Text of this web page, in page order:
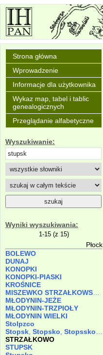
Strona główna
Wprowadzenie
Informacje dla użytkownika
Wykaz map, tabel i tablic
genealogicznych
Przeglądanie alfabetyczne
Wyszukiwanie:
Wyniki wyszukiwania:
1-15 (z 15)
Płock
BOLEWO
DUNAJ
KONOPKI
KONOPKI-PIASKI
KROŚNICE
MŁODYNIN-JEŻE
MŁODYNIN-TRZPIOŁY
MŁODYNIN WIELKI
Stolpzco
Stopsk Stopsko Stopssko
STRZAŁKOWO
STUPSK